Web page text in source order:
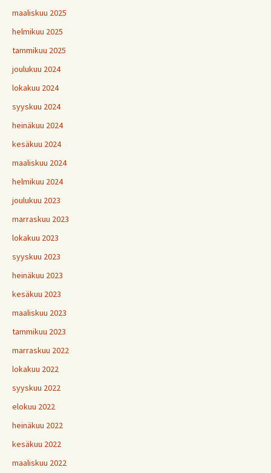
maaliskuu 2025
helmikuu 2025
tammikuu 2025
joulukuu 2024
lokakuu 2024
syyskuu 2024
heinäkuu 2024
kesäkuu 2024
maaliskuu 2024
helmikuu 2024
joulukuu 2023
marraskuu 2023
lokakuu 2023
syyskuu 2023
heinäkuu 2023
kesäkuu 2023
maaliskuu 2023
tammikuu 2023
marraskuu 2022
lokakuu 2022
syyskuu 2022
elokuu 2022
heinäkuu 2022
kesäkuu 2022
maaliskuu 2022